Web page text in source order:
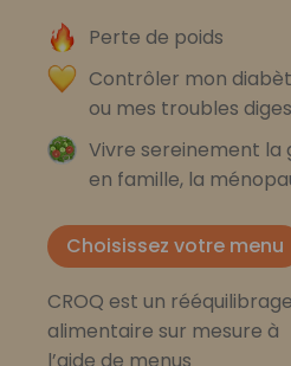
Perte de poids
Contrôler mon
ou mes troubles
Vivre sereinement la
en famille, la
Choisissez votre menu
CROQ est un rééquilibrage
alimentaire sur mesure à